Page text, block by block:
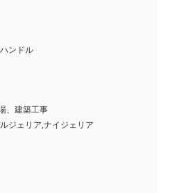
ンドル
、建築工事
ジェリア,ナイジェリア